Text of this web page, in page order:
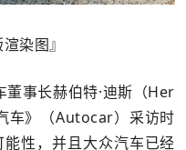
染图』
事长赫伯特·迪斯（Her
车》（Autocar）采访时
性，并且大众汽车已经